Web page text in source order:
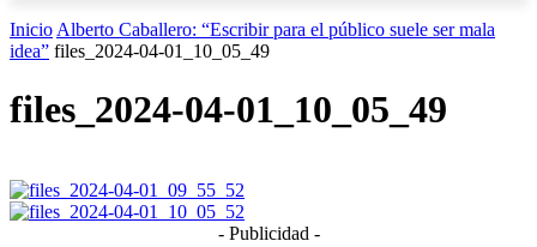
Inicio Alberto Caballero: “Escribir para el público suele ser mala
idea” files_2024-04-01_10_05_49
files_2024-04-01_10_05_49
- Publicidad -